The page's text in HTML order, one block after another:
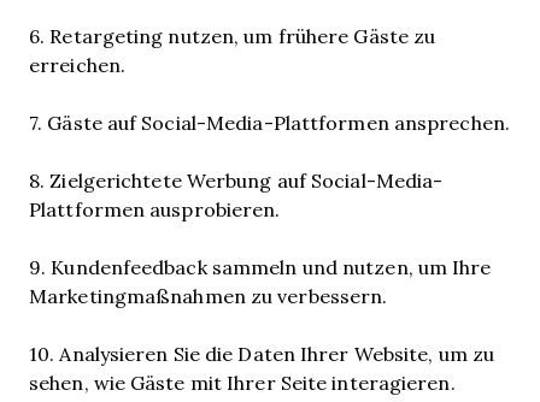
6. Retargeting nutzen, um frühere Gäste zu
erreichen.
7. Gäste auf Social-Media-Plattformen ansprechen.
8. Zielgerichtete Werbung auf Social-Media-
Plattformen ausprobieren.
9. Kundenfeedback sammeln und nutzen, um Ihre
Marketingmaßnahmen zu verbessern.
10. Analysieren Sie die Daten Ihrer Website, um zu
sehen, wie Gäste mit Ihrer Seite interagieren.